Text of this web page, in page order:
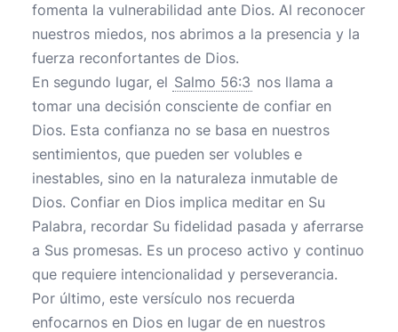
fomenta la vulnerabilidad ante Dios. Al reconocer
nuestros miedos, nos abrimos a la presencia y la
fuerza reconfortantes de Dios.
En segundo lugar, el Salmo 56:3 nos llama a
tomar una decisión consciente de confiar en
Dios. Esta confianza no se basa en nuestros
sentimientos, que pueden ser volubles e
inestables, sino en la naturaleza inmutable de
Dios. Confiar en Dios implica meditar en Su
Palabra, recordar Su fidelidad pasada y aferrarse
a Sus promesas. Es un proceso activo y continuo
que requiere intencionalidad y perseverancia.
Por último, este versículo nos recuerda
enfocarnos en Dios en lugar de en nuestros